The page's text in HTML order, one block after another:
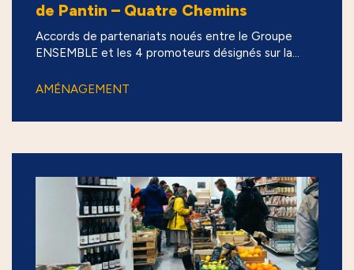
de Pantin – Quatre Chemins
Accords de partenariats noués entre le Groupe
ENSEMBLE et les 4 promoteurs désignés sur la...
AMÉNAGEMENT